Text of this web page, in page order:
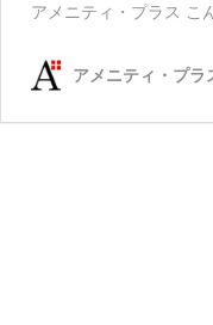
アメニティ・プラス こ
アメニティ・プラ